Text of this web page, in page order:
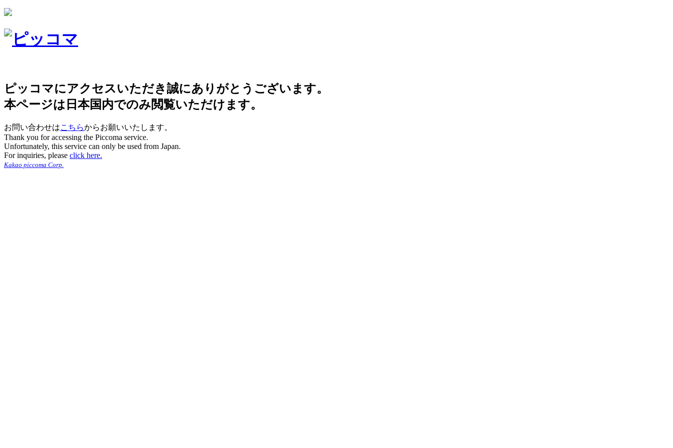
ピッコマにアクセスいただき誠にありがとうございます。
本ページは日本国内でのみ閲覧いただけます。
お問い合わせはこちらからお願いいたします。
Thank you for accessing the Piccoma service.
Unfortunately, this service can only be used from Japan.
For inquiries, please click here.
Kakao piccoma Corp.